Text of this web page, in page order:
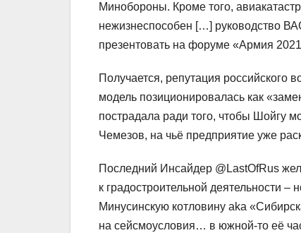
Минобороны. Кроме того,
нежизнеспособен […] руководство
презентовать на форуме «Армия
Получается, репутация российского
модель позиционировалась как
пострадала ради того, чтобы Шойгу
Чемезов, на чьё предприятие уже
Последний Инсайдер @LastOfRus
к градостроительной деятельности
Минусинскую котловину aka
на сейсмоусловия… в южной-то её